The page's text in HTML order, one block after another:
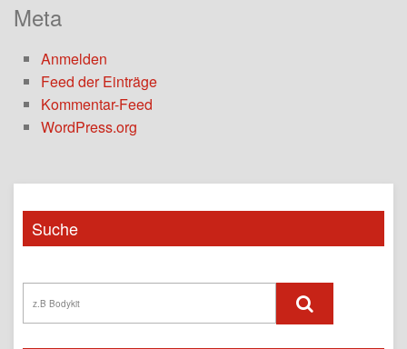
Suche
Meta
Anmelden
Feed der Einträge
Kommentar-Feed
WordPress.org